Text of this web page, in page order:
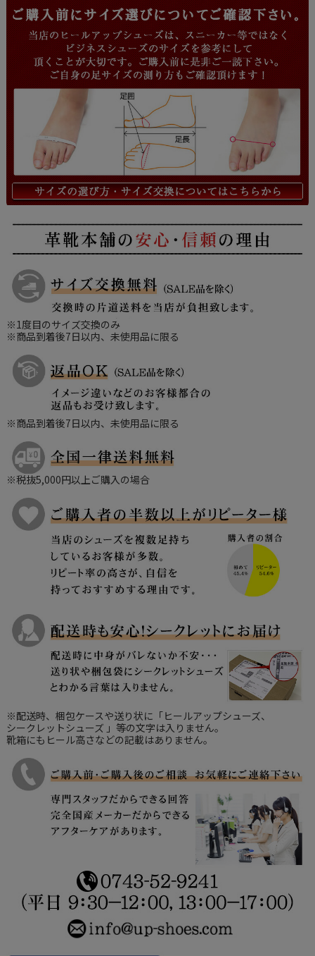
※1度目のサイズ交換のみ
※商品到着後7日以内、未使用品に限る
※商品到着後7日以内、未使用品に限る
※税抜5,000円以上ご購入の場合
※配送時、梱包ケースや送り状に「ヒールアップシューズ、
シークレットシューズ 」等の文字は入りません。
靴箱にもヒール高さなどの記載はありません。